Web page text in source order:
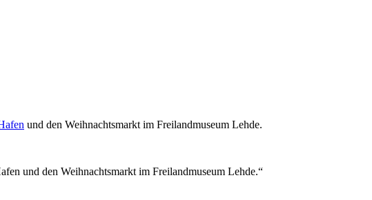
und den Weihnachtsmarkt im Freilandmuseum Lehde.
und den Weihnachtsmarkt im Freilandmuseum Lehde.“